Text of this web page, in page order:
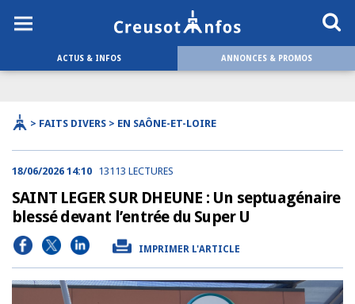
ACTUS & INFOS ANNONCES & PROMOS
> FAITS DIVERS > EN SAÔNE-ET-LOIRE
18/06/2026 14:10 13113 LECTURES
SAINT LEGER SUR DHEUNE : Un septuagénaire
blessé devant l’entrée du Super U
IMPRIMER L'ARTICLE